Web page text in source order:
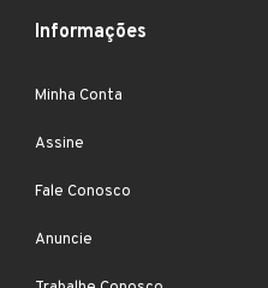
Informações
Minha Conta
Assine
Fale Conosco
Anuncie